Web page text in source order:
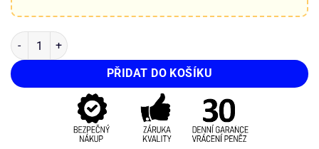
PŘIDAT DO KOŠÍKU